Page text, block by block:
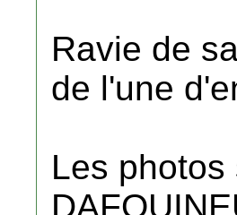
Ravie de
de l'une
Les